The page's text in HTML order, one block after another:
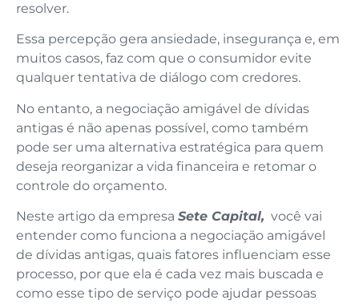
resolver.
Essa percepção gera ansiedade, insegurança e, em
muitos casos, faz com que o consumidor evite
qualquer tentativa de diálogo com credores.
No entanto, a negociação amigável de dívidas
antigas é não apenas possível, como também
pode ser uma alternativa estratégica para quem
deseja reorganizar a vida financeira e retomar o
controle do orçamento.
Neste artigo da empresa Sete Capital, você vai
entender como funciona a negociação amigável
de dívidas antigas, quais fatores influenciam esse
processo, por que ela é cada vez mais buscada e
como esse tipo de serviço pode ajudar pessoas